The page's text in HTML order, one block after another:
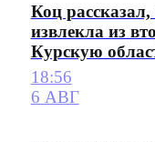
Коц
извлекла из
Курскую
18:56
6 АВГ